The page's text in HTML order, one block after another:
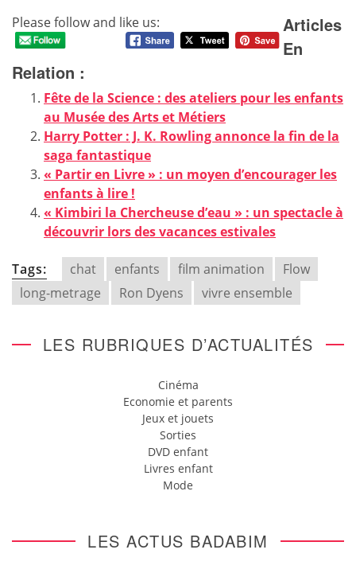
Please follow and like us:
Articles
En
Relation :
Fête de la Science : des ateliers pour les enfants
au Musée des Arts et Métiers
Harry Potter : J. K. Rowling annonce la fin de la
saga fantastique
« Partir en Livre » : un moyen d’encourager les
enfants à lire !
« Kimbiri la Chercheuse d’eau » : un spectacle à
découvrir lors des vacances estivales
Tags: chat enfants film animation
Flow
long-metrage
Ron Dyens vivre ensemble
LES RUBRIQUES D’ACTUALITÉS
Cinéma
Economie et parents
Jeux et jouets
Sorties
DVD enfant
Livres enfant
Mode
LES ACTUS BADABIM